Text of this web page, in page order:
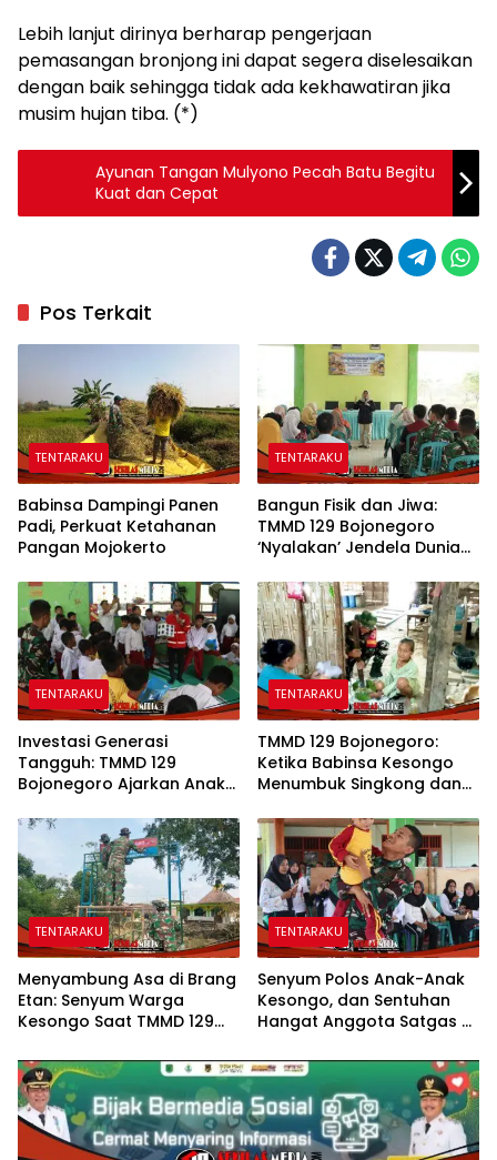
Lebih lanjut dirinya berharap pengerjaan
pemasangan bronjong ini dapat segera diselesaikan
dengan baik sehingga tidak ada kekhawatiran jika
musim hujan tiba. (*)
Ayunan Tangan Mulyono Pecah Batu Begitu
Kuat dan Cepat
Pos Terkait
TENTARAKU
Babinsa Dampingi Panen
Padi, Perkuat Ketahanan
Pangan Mojokerto
TENTARAKU
Bangun Fisik dan Jiwa:
TMMD 129 Bojonegoro
‘Nyalakan’ Jendela Dunia
TENTARAKU
Investasi Generasi
Tangguh: TMMD 129
Bojonegoro Ajarkan Anak
Bencana Sejak Dini
TENTARAKU
TMMD 129 Bojonegoro:
Ketika Babinsa Kesongo
Menumbuk Singkong dan
dengan Warga
TENTARAKU
Menyambung Asa di Brang
Etan: Senyum Warga
Kesongo Saat TMMD 129
Jembatan Impian
TENTARAKU
Senyum Polos Anak-Anak
Kesongo, dan Sentuhan
Hangat Anggota Satgas di